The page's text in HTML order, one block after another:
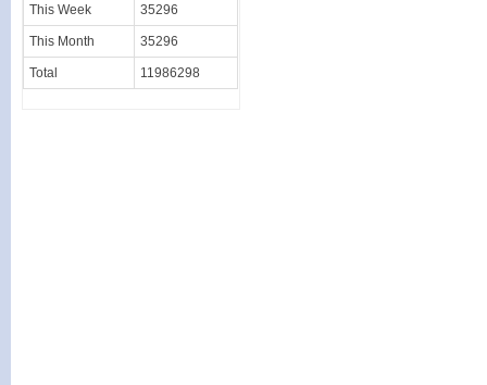
This Week 35296
This Month 35296
Total 11986298